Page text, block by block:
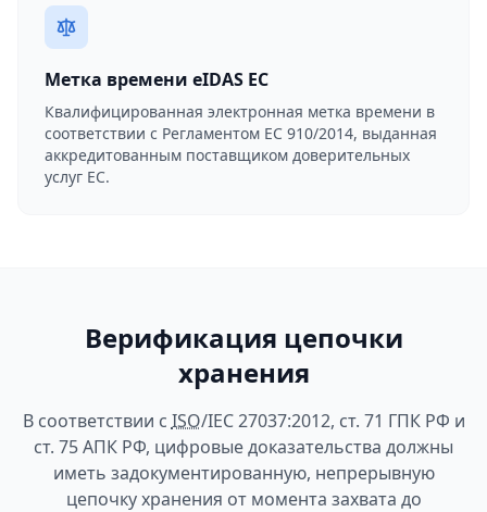
Метка времени eIDAS ЕС
Квалифицированная электронная метка времени в
соответствии с Регламентом ЕС 910/2014, выданная
аккредитованным поставщиком доверительных
услуг ЕС.
Верификация цепочки
хранения
В соответствии с ISO/IEC 27037:2012, ст. 71 ГПК РФ и
ст. 75 АПК РФ, цифровые доказательства должны
иметь задокументированную, непрерывную
цепочку хранения от момента захвата до